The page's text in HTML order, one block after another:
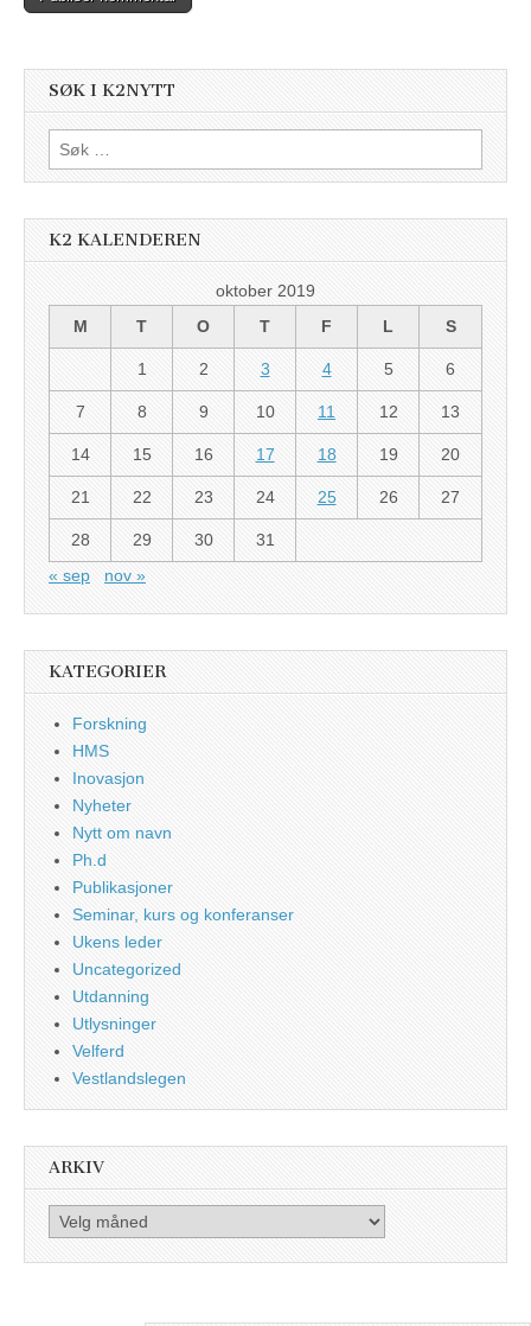
SØK I K2NYTT
Søk
etter:
K2 KALENDEREN
oktober 2019
M
T O T F L S
1 2 3 4 5 6
7 8 9 10 11 12 13
14 15 16 17 18 19 20
21 22 23 24 25 26 27
28 29 30
31
« sep
nov »
KATEGORIER
Forskning
HMS
Inovasjon
Nyheter
Nytt om navn
Ph.d
Publikasjoner
Seminar, kurs og konferanser
Ukens leder
Uncategorized
Utdanning
Utlysninger
Velferd
Vestlandslegen
ARKIV
Arkiv